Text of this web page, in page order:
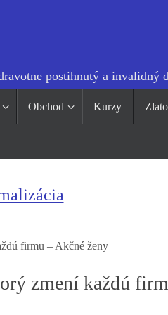
postihnutý a invalidný
Obchod Kurzy Zlato
firmu – Akčné ženy
zmení každú